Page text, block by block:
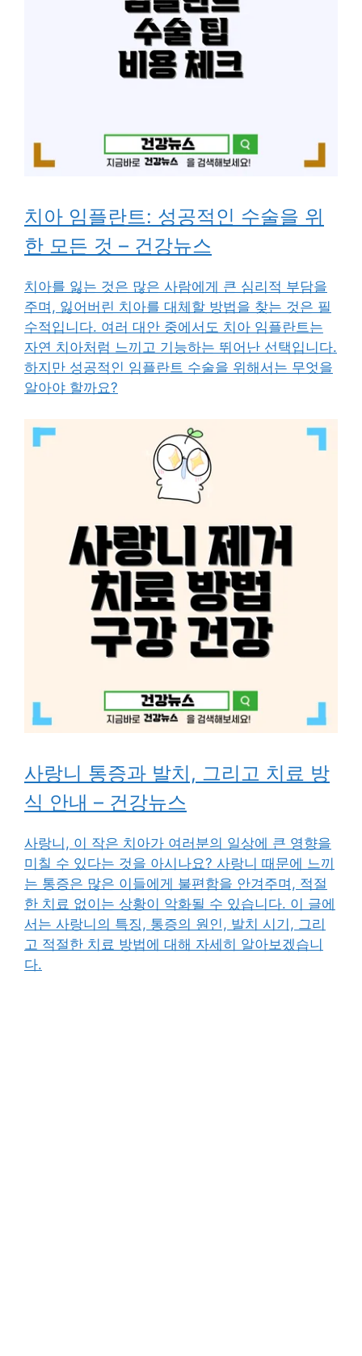
치아 임플란트: 성공적인 수술을 위
한 모든 것 – 건강뉴스
치아를 잃는 것은 많은 사람에게 큰 심리적 부담을
주며, 잃어버린 치아를 대체할 방법을 찾는 것은 필
수적입니다. 여러 대안 중에서도 치아 임플란트는
자연 치아처럼 느끼고 기능하는 뛰어난 선택입니다.
하지만 성공적인 임플란트 수술을 위해서는 무엇을
알아야 할까요?
사랑니 통증과 발치, 그리고 치료 방
식 안내 – 건강뉴스
사랑니, 이 작은 치아가 여러분의 일상에 큰 영향을
미칠 수 있다는 것을 아시나요? 사랑니 때문에 느끼
는 통증은 많은 이들에게 불편함을 안겨주며, 적절
한 치료 없이는 상황이 악화될 수 있습니다. 이 글에
서는 사랑니의 특징, 통증의 원인, 발치 시기, 그리
고 적절한 치료 방법에 대해 자세히 알아보겠습니
다.